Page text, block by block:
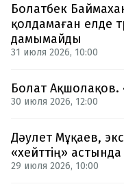
Болатбек
қолдамаған елде
дамымайды
31 июля 2026, 10:00
Болат
30 июля 2026, 12:00
Дәулет Мұқаев,
«хейттің»
29 июля 2026, 10:00